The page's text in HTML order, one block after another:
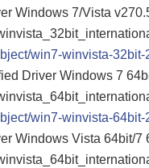
Windows 7/Vista
win7-winvista-32bit-
Driver Windows 7
win7-winvista-64bit-
Windows Vista 64bit/7